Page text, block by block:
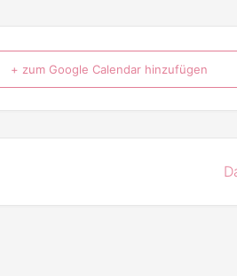
+ zum Google Calendar hinzufügen